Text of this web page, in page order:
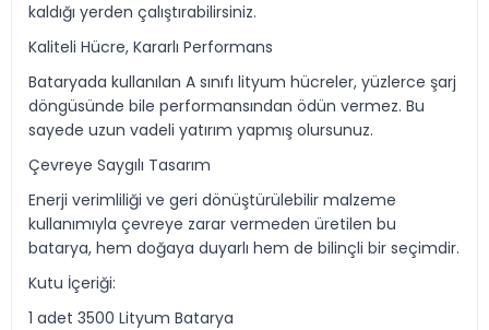
kaldığı yerden çalıştırabilirsiniz.
Kaliteli Hücre, Kararlı Performans
Bataryada kullanılan A sınıfı lityum hücreler, yüzlerce şarj
döngüsünde bile performansından ödün vermez. Bu
sayede uzun vadeli yatırım yapmış olursunuz.
Çevreye Saygılı Tasarım
Enerji verimliliği ve geri dönüştürülebilir malzeme
kullanımıyla çevreye zarar vermeden üretilen bu
batarya, hem doğaya duyarlı hem de bilinçli bir seçimdir.
Kutu İçeriği:
1 adet 3500 Lityum Batarya